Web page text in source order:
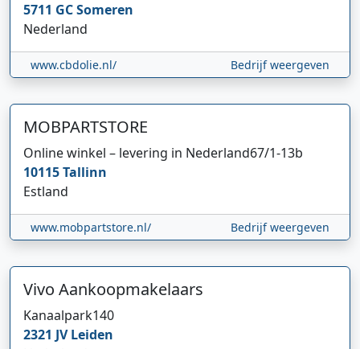
5711 GCSomeren
Nederland
www.cbdolie.nl/ Bedrijf weergeven
MOBPARTSTORE
Online winkel – levering in Nederland67/1-13b
10115Tallinn
Estland
www.mobpartstore.nl/ Bedrijf weergeven
Vivo Aankoopmakelaars
Kanaalpark140
2321 JVLeiden